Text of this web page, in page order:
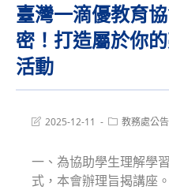
臺灣一滴優教育
密！打造屬於你
活動
Post2025-12-11
Post教務處公告
一、為協助學生理解學
式，本會辦理旨揭講座。